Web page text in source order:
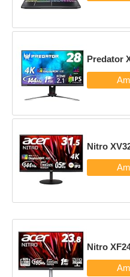
Predator
Nitro
Nitro